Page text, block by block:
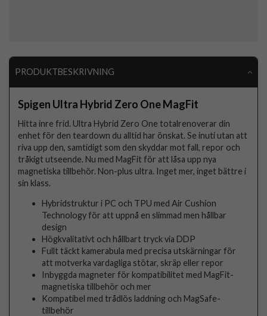
PRODUKTBESKRIVNING
Spigen Ultra Hybrid Zero One MagFit
Hitta inre frid. Ultra Hybrid Zero One totalrenoverar din
enhet för den teardown du alltid har önskat. Se inuti utan att
riva upp den, samtidigt som den skyddar mot fall, repor och
tråkigt utseende. Nu med MagFit för att låsa upp nya
magnetiska tillbehör. Non-plus ultra. Inget mer, inget bättre i
sin klass.
Hybridstruktur i PC och TPU med Air Cushion
Technology för att uppnå en slimmad men hållbar
design
Högkvalitativt och hållbart tryck via DDP
Fullt täckt kamerabula med precisa utskärningar för
att motverka vardagliga stötar, skräp eller repor
Inbyggda magneter för kompatibilitet med MagFit-
magnetiska tillbehör och mer
Kompatibel med trådlös laddning och MagSafe-
tillbehör